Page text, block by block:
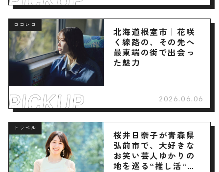
ロコレコ
北海道根室市｜花咲
く線路の、その先へ
最東端の街で出会っ
た魅力
2026.06.06
トラベル
桜井日奈子が青森県
弘前市で、大好きな
お笑い芸人ゆかりの
地を巡る“推し活”旅